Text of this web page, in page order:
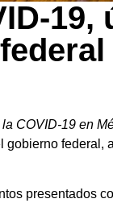
19,
COVID-19 en
federal,
presentados